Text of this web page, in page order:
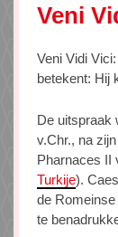
Veni
Veni Vidi
betekent: Hij
De uitspraak
v.Chr., na
Pharnaces II
Turkije).
de
te